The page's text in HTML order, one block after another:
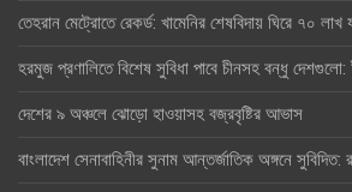
তেহরান মেট্রোতে রেকর্ড: খামেনির শেষবিদায় ঘিরে ৭০ লাখ
হরমুজ প্রণালিতে বিশেষ সুবিধা পাবে চীনসহ বন্ধু দেশগুলো:
দেশের ৯ অঞ্চলে ঝোড়ো হাওয়াসহ বজ্রবৃষ্টির আভাস
বাংলাদেশ সেনাবাহিনীর সুনাম আন্তর্জাতিক অঙ্গনে সুবিদিত: